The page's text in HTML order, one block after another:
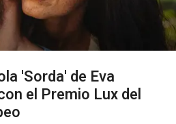
'Sorda' de Eva
el Premio Lux del